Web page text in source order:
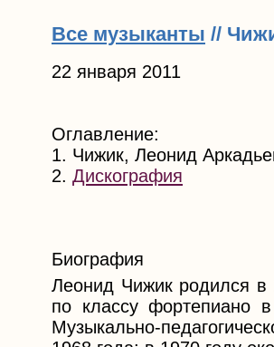
Все музыканты //
22 января 2011
Оглавление:
1. Чижик, Леонид
2. Дискография
Биография
Леонид Чижик родился в
по классу фортепиано
Музыкально-